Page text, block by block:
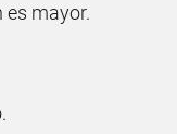
es mayor.